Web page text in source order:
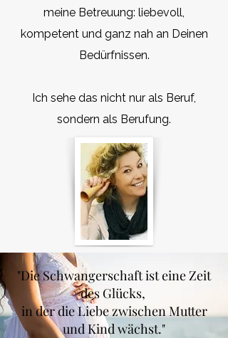
meine Betreuung: liebevoll,
kompetent und ganz nah an Deinen
Bedürfnissen.
Ich sehe das nicht nur als Beruf,
sondern als Berufung.
"Die Schwangerschaft ist eine Zeit
des Glücks,
in der die Liebe zwischen Mutter
und Kind wächst."